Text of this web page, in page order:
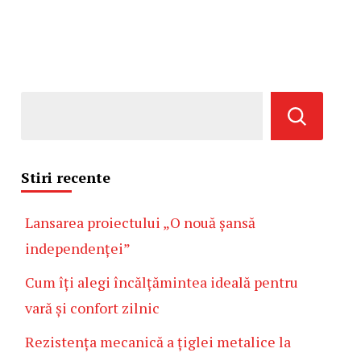
Stiri recente
Lansarea proiectului „O nouă șansă
independenței”
Cum îți alegi încălțămintea ideală pentru
vară și confort zilnic
Rezistența mecanică a țiglei metalice la